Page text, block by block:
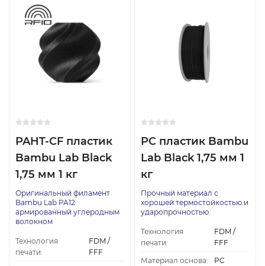
PAHT-CF пластик
Bambu Lab Black
1,75 мм 1 кг
Оригинальный филамент
Bambu Lab PA12
армированный углеродным
волокном
Технология
печати:
FDM /
FFF
PC пластик Bambu
Lab Black 1,75 мм 1
кг
Прочный материал с
хорошей термостойкостью и
ударопрочностью.
Технология
печати:
FDM /
FFF
Материал основа:
PC